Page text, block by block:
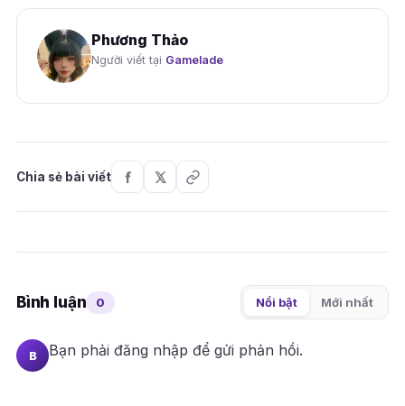
Phương Thảo
Người viết tại Gamelade
Chia sẻ bài viết
Bình luận 0 Nổi bật Mới nhất
B Bạn phải đăng nhập để gửi phản hồi.